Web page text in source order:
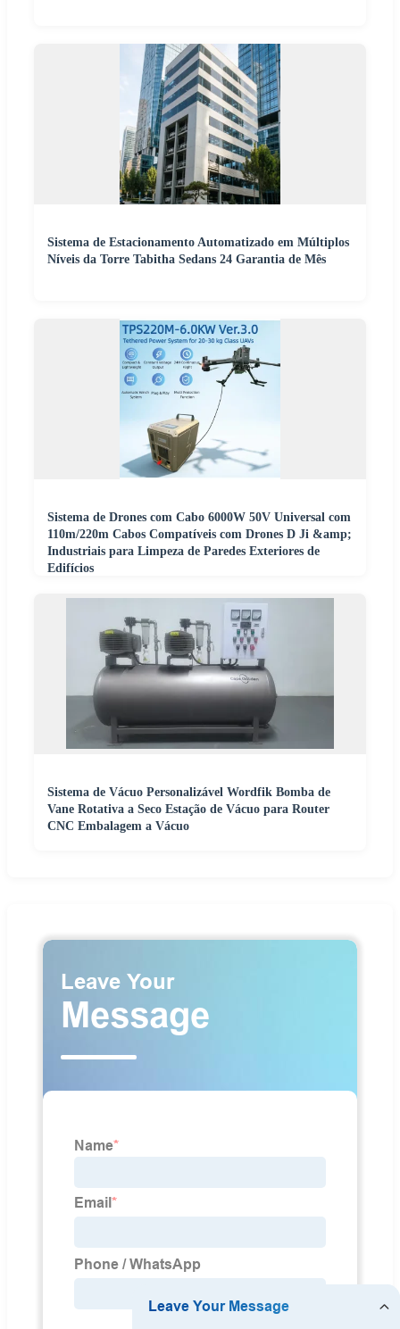
Sistema de Estacionamento Automatizado em Múltiplos
Níveis da Torre Tabitha Sedans 24 Garantia de Mês
Sistema de Drones com Cabo 6000W 50V Universal com
110m/220m Cabos Compatíveis com Drones D Ji &amp;
Industriais para Limpeza de Paredes Exteriores de
Edifícios
Sistema de Vácuo Personalizável Wordfik Bomba de
Vane Rotativa a Seco Estação de Vácuo para Router
CNC Embalagem a Vácuo